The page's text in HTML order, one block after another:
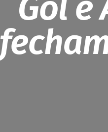
Gol e